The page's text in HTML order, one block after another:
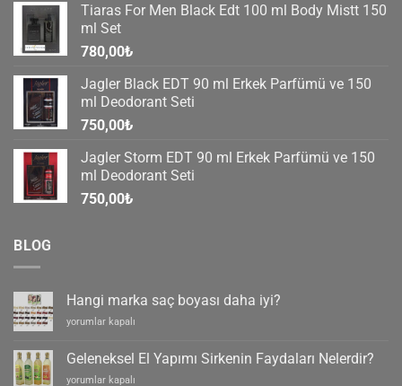
Tiaras For Men Black Edt 100 ml Body Mistt 150
ml Set
780,00₺
Jagler Black EDT 90 ml Erkek Parfümü ve 150
ml Deodorant Seti
750,00₺
Jagler Storm EDT 90 ml Erkek Parfümü ve 150
ml Deodorant Seti
750,00₺
BLOG
Hangi marka saç boyası daha iyi?
Hangi
saç
boyası
daha
yorumlar kapalı
Geleneksel El Yapımı Sirkenin Faydaları Nelerdir?
Geleneksel
yorumlar kapalı